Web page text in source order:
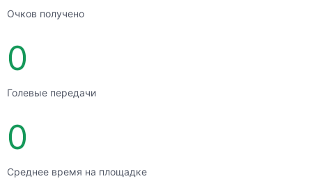
Очков получено
0
Голевые передачи
0
Среднее время на площадке